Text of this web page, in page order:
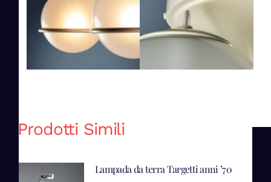
Prodotti Simili
Lampada da terra Targetti anni ’70